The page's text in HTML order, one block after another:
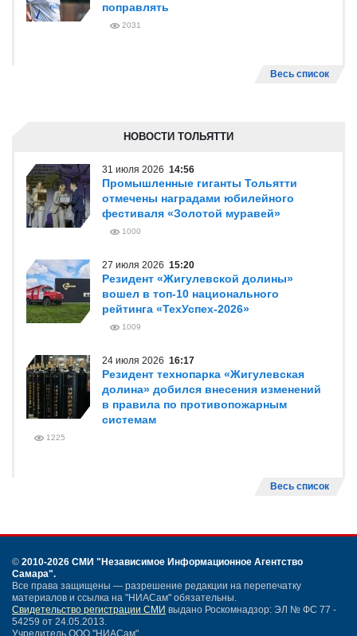
поправлять
2031
Весь список
НОВОСТИ ТОЛЬЯТТИ
31 июля 2026 14:56
Промышленные гиганты Тольятти
отмечены наградами юбилейного
фестиваля «Золотой муравей»
1000
27 июля 2026 15:20
Резидент «Жигулевской долины»
вошел в топ-10 национального
рейтинга «ТехУспех-2026»
1009
24 июля 2026 16:17
Резидент технопарка «Жигулевская
долина» добился внесения изменений
в правила по противопожарным
системам
1225
Весь список
© 2010-2026 СМИ "Независимое Информационное Агентство
Самара".
Все права защищены — разрешение редакции на перепечатку
материалов и ссылка на "НИАСам" обязательны.
Свидетельство регистрации СМИ выдано Роскомнадзор: ЭЛ № ФС 77 -
54259 от 24.05.2013.
Учредитель ООО "НИАСам".